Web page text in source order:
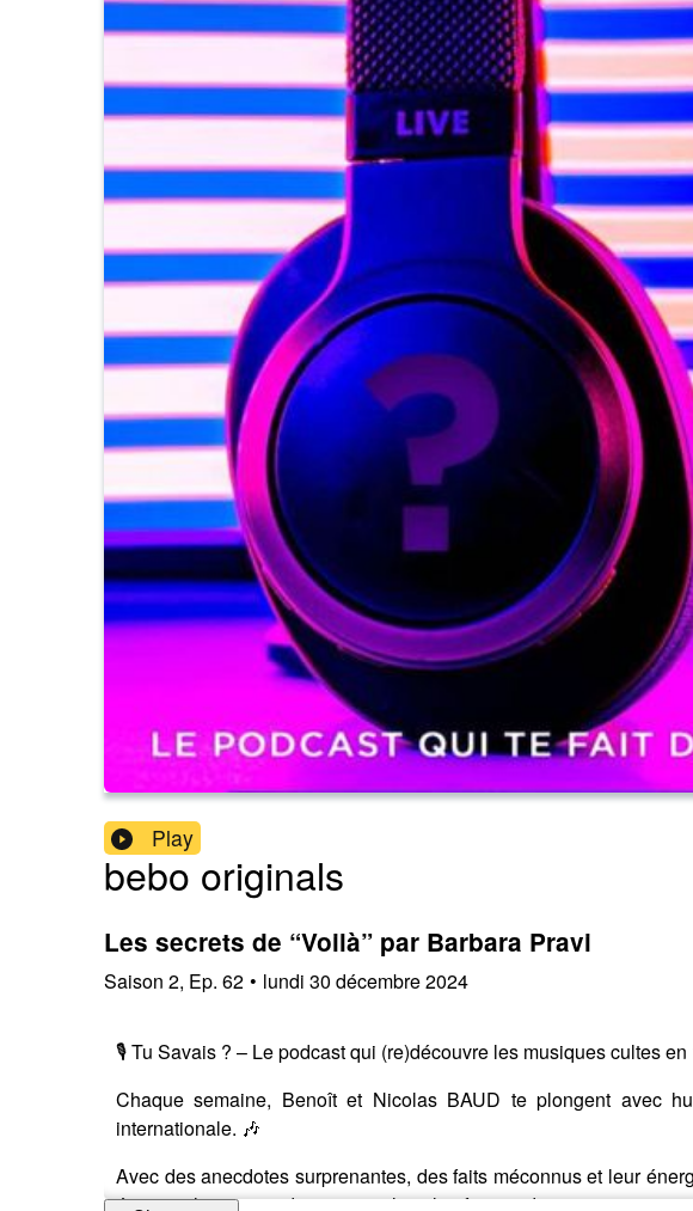
Play
bebo originals
Les secrets de “Voilà” par Barbara Pravi
Saison 2, Ep. 62 • lundi 30 décembre 2024
🎙 Tu Savais ? – Le podcast qui (re)découvre les musiques cultes en
Chaque semaine, Benoît et Nicolas BAUD te plongent avec
internationale. 🎶
Avec des anecdotes surprenantes, des faits méconnus et leur
écouter chaque mardi sur toutes les plateformes de streaming,